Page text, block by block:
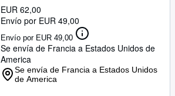
EUR 62,00
Envío por EUR 49,00
Envío por EUR 49,00
Se envía de Francia a Estados Unidos de
America
Se envía de Francia a Estados Unidos
de America